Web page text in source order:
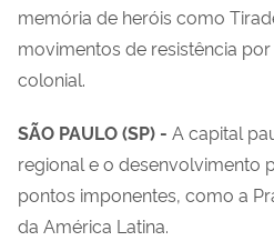
memória de heróis como
movimentos de resistência
colonial.
SÃO PAULO (SP) - A capital
regional e o desenvolvimento
pontos imponentes, como a
da América Latina.